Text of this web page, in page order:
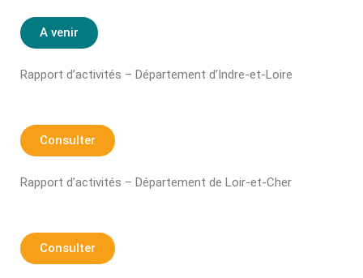
A venir
Rapport d’activités – Département d’Indre-et-Loire
Consulter
Rapport d’activités – Département de Loir-et-Cher
Consulter